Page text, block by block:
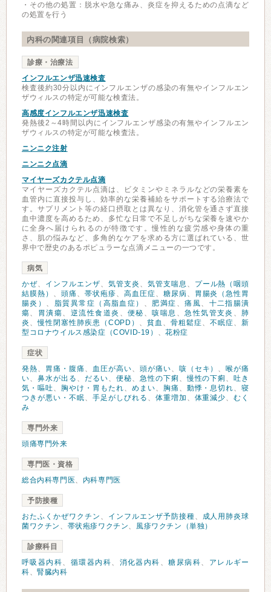
・その他の処置：脱水や急な痛み、炎症を抑えるための点滴など
の処置を行う
内科の関連項目（病院検索）
診療・治療法
インフルエンザ迅速検査
検査後約30分以内にインフルエンザの感染の有無やインフルエン
ザウィルスの特定が可能な検査法。
高感度インフルエンザ迅速検査
発熱後2～4時間以内にインフルエンザ感染の有無やインフルエン
ザウィルスの特定が可能な検査法。
ニンニク注射
ニンニク点滴
マイヤーズカクテル点滴
マイヤーズカクテル点滴は、ビタミンやミネラルなどの栄養素を
血管内に直接投与し、効率的な栄養補給をサポートする治療法で
す。サプリメント等の経口摂取とは異なり、消化管を通さず直接
血中濃度を高めるため、多忙な日常で不足しがちな栄養を速やか
に全身へ届けられるのが特徴です。慢性的な疲労感や身体の重
さ、肌の悩みなど、多角的なケアを求める方に選ばれている、世
界中で歴史のあるポピュラーな点滴メニューの一つです。
病気
かぜ、 インフルエンザ、 気管支炎 、 気管支喘息 、
プール熱（咽頭
結膜熱） 、 頭痛 、 帯状疱疹、 高血圧症、 糖尿病、
胃腸炎（急性胃
腸炎） 、 脂質異常症（高脂血症） 、 肥満症 、痛風、 十二指腸潰
瘍、 胃潰瘍、 逆流性食道炎 、 便秘 、咳喘息 、急性気管支炎 、 肺
炎 、慢性閉塞性肺疾患（COPD） 、貧血 、骨粗鬆症、不眠症、新
型コロナウイルス感染症（COVID-19） 、花粉症
症状
発熱、 胃痛・腹痛 、 血圧が高い、 頭が痛い、 咳（セキ） 、喉が痛
い、 鼻水が出る 、 だるい、 便秘、 急性の下痢 、慢性の下痢 、吐き
気・嘔吐、 胸やけ・胃もたれ、 めまい、 胸痛 、 動悸・息切れ、寝
つきが悪い・不眠、 手足がしびれる 、 体重増加 、 体重減少、むく
み
専門外来
頭痛専門外来
専門医・資格
総合内科専門医、 内科専門医
予防接種
おたふくかぜワクチン 、 インフルエンザ予防接種、
成人用肺炎球
菌ワクチン 、 帯状疱疹ワクチン、 風疹ワクチン（単独）
診療科目
呼吸器内科、 循環器内科、 消化器内科 、糖尿病科、 アレルギー
科、腎臓内科